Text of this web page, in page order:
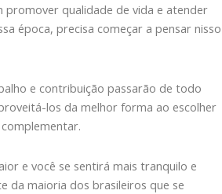
promover qualidade de vida e atender
época, precisa começar a pensar nisso
e contribuição passarão de todo
los da melhor forma ao escolher
e você se sentirá mais tranquilo e
da maioria dos brasileiros que se